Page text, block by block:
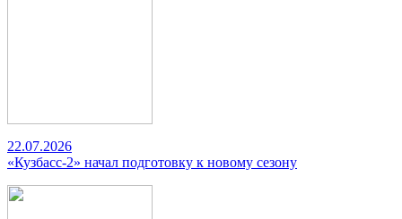
22.07.2026
«Кузбасс-2» начал подготовку к новому сезону